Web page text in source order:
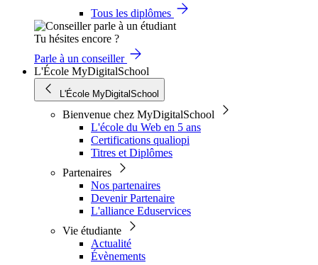
Tous les diplômes
Tu hésites encore ?
Parle à un conseiller
L'École MyDigitalSchool
L'École MyDigitalSchool
Bienvenue chez MyDigitalSchool
L'école du Web en 5 ans
Certifications qualiopi
Titres et Diplômes
Partenaires
Nos partenaires
Devenir Partenaire
L'alliance Eduservices
Vie étudiante
Actualité
Évènements